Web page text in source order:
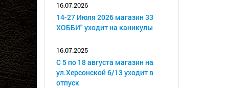
16.07.2026
14-27 Июля 2026 магазин 33
ХОББИ" уходит на каникулы
16.07.2025
С 5 по 18 августа магазин на
ул.Херсонской 6/13 уходит в
отпуск